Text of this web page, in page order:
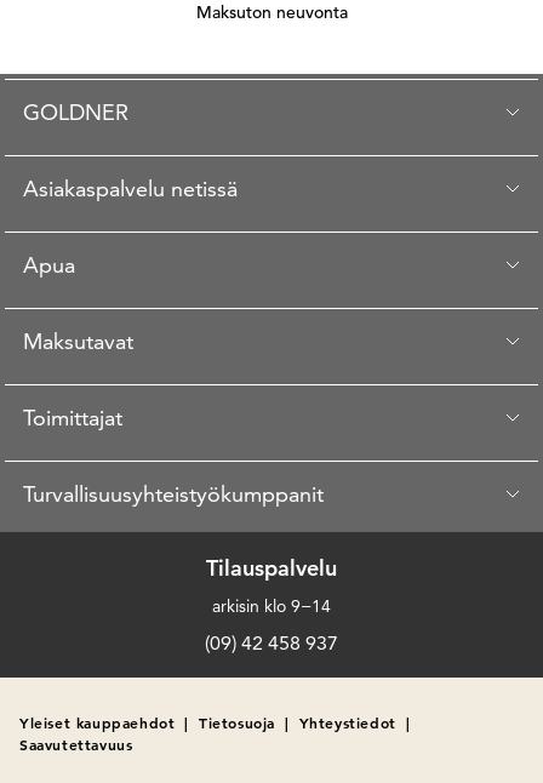
Maksuton neuvonta
GOLDNER
Asiakaspalvelu netissä
Apua
Maksutavat
Toimittajat
Turvallisuusyhteistyökumppanit
Tilauspalvelu
arkisin klo 9−14
(09) 42 458 937
Yleiset kauppaehdot | Tietosuoja | Yhteystiedot |
Saavutettavuus